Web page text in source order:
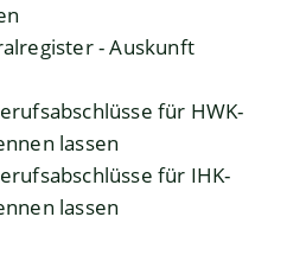
- Auskunft
für HWK-
lassen
für IHK-
lassen